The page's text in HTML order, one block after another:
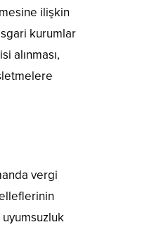
ilişkin
kurumlar
alınması,
vergi
uyumsuzluk